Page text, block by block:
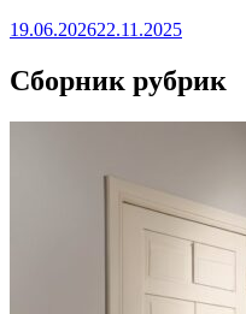
19.06.202622.11.2025
Сборник рубрик